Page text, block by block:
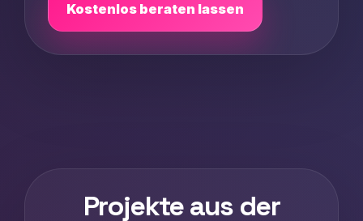
Kostenlos beraten lassen
Projekte aus der